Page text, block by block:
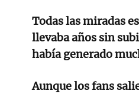
Todas las miradas
llevaba años sin
había generado
Aunque los fans